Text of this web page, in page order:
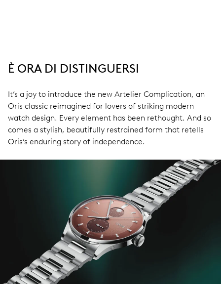
È ORA DI DISTINGUERSI
It’s a joy to introduce the new Artelier Complication, an
Oris classic reimagined for lovers of striking modern
watch design. Every element has been rethought. And so
comes a stylish, beautifully restrained form that retells
Oris’s enduring story of independence.